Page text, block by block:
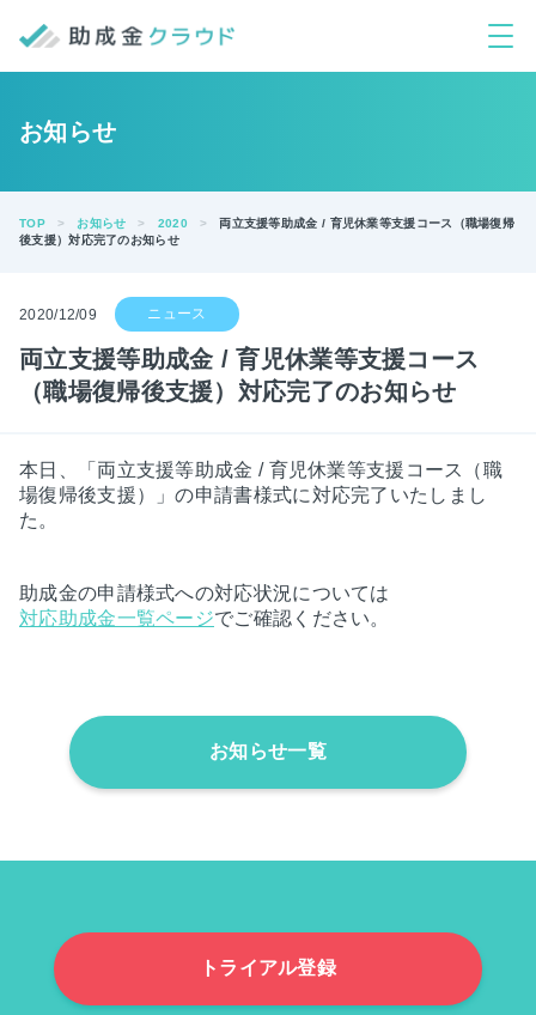
お知らせ
TOP お知らせ 2020
両立支援等助成金 / 育児休業等支援コース（職場復帰
後支援）対応完了のお知らせ
2020/12/09
両立支援等助成金 / 育児休業等支援コース
（職場復帰後支援）対応完了のお知らせ
本日、「両立支援等助成金 / 育児休業等支援コース（職
場復帰後支援）」の申請書様式に対応完了いたしまし
た。
助成金の申請様式への対応状況については
対応助成金一覧ページでご確認ください。
お知らせ一覧
トライアル登録